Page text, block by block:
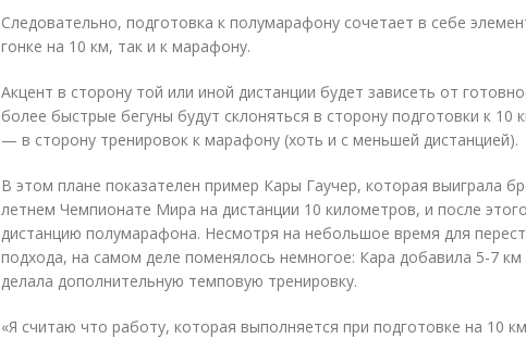
Следовательно, подготовка к полумарафону сочетает в себе
гонке на 10 км, так и к марафону.
Акцент в сторону той или иной дистанции будет зависеть от
более быстрые бегуны будут склоняться в сторону подготовки к 10
— в сторону тренировок к марафону (хоть и с меньшей дистанцией).
В этом плане показателен пример Кары Гаучер, которая выиграла
летнем Чемпионате Мира на дистанции 10 километров, и после
дистанцию полумарафона. Несмотря на небольшое время для
подхода, на самом деле поменялось немногое: Кара добавила 5-7 км
делала дополнительную темповую тренировку.
«Я считаю что работу, которая выполняется при подготовке на 10